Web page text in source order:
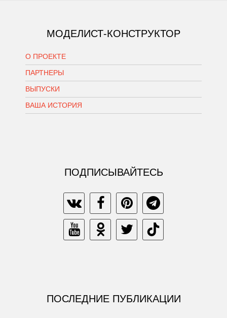
МОДЕЛИСТ-КОНСТРУКТОР
О ПРОЕКТЕ
ПАРТНЕРЫ
ВЫПУСКИ
ВАША ИСТОРИЯ
ПОДПИСЫВАЙТЕСЬ
ПОСЛЕДНИЕ ПУБЛИКАЦИИ